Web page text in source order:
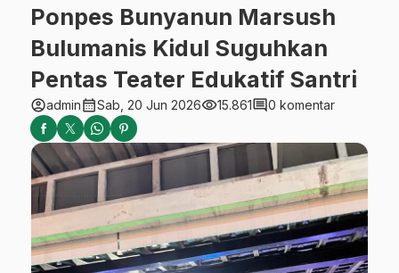
Ponpes Bunyanun Marsush
Bulumanis Kidul Suguhkan
Pentas Teater Edukatif Santri
account_circleadmincalendar_monthSab, 20 Jun 2026visibility15.861comment0 komentar